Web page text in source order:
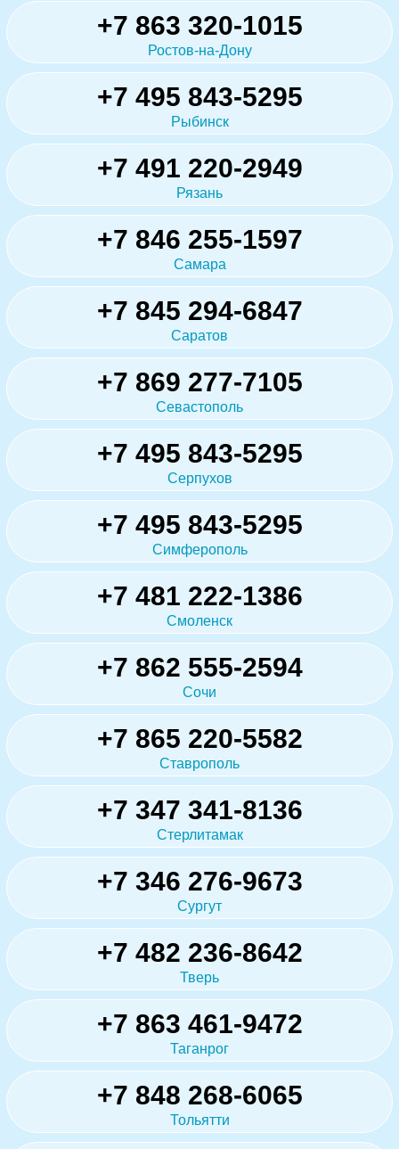
+7 863 320-1015
Ростов-на-Дону
+7 495 843-5295
Рыбинск
+7 491 220-2949
Рязань
+7 846 255-1597
Самара
+7 845 294-6847
Саратов
+7 869 277-7105
Севастополь
+7 495 843-5295
Серпухов
+7 495 843-5295
Симферополь
+7 481 222-1386
Смоленск
+7 862 555-2594
Сочи
+7 865 220-5582
Ставрополь
+7 347 341-8136
Стерлитамак
+7 346 276-9673
Сургут
+7 482 236-8642
Тверь
+7 863 461-9472
Таганрог
+7 848 268-6065
Тольятти